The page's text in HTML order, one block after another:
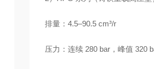
排量：4.5–90.5 cm³/r
压力：连续 280 bar，峰值 320